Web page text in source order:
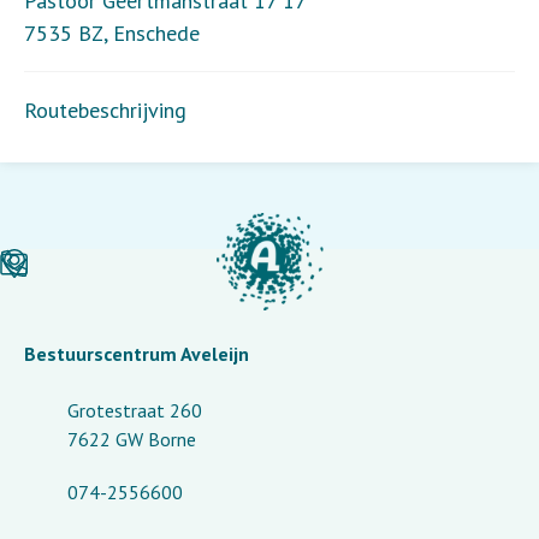
7535 BZ, Enschede
Routebeschrijving
Bestuurscentrum Aveleijn
Grotestraat 260
7622 GW Borne
074-2556600